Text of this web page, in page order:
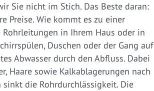
Sie nicht im Stich. Das Beste daran:
Preise. Wie kommt es zu einer
in Ihrem Haus oder in
Duschen oder der Gang auf
Abwasser durch den Abfluss. Dabei
Haare sowie Kalkablagerungen nach
die Rohrdurchlässigkeit. Die